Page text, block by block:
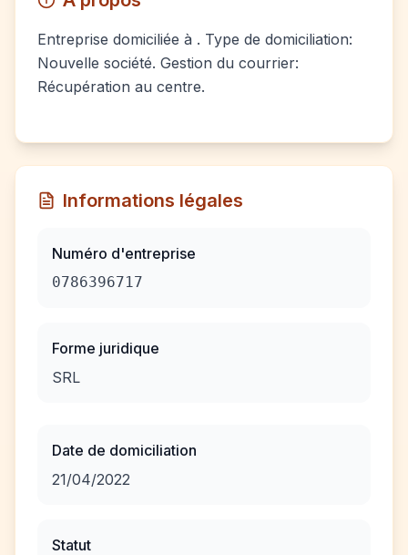
Entreprise domiciliée à . Type de domiciliation:
Nouvelle société. Gestion du courrier:
Récupération au centre.
Informations légales
Numéro d'entreprise
0786396717
Forme juridique
SRL
Date de domiciliation
21/04/2022
Statut